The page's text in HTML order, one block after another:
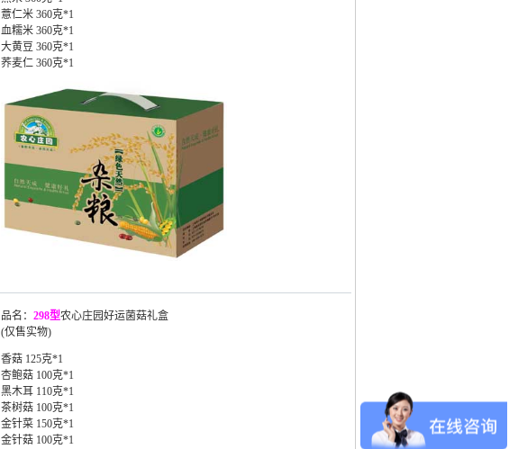
薏仁米 360克*1
血糯米 360克*1
大黄豆 360克*1
荞麦仁 360克*1
品名： 298型农心庄园好运菌菇礼盒
(仅售实物)
香菇 125克*1
杏鲍菇 100克*1
黑木耳 110克*1
茶树菇 100克*1
金针菜 150克*1
金针菇 100克*1